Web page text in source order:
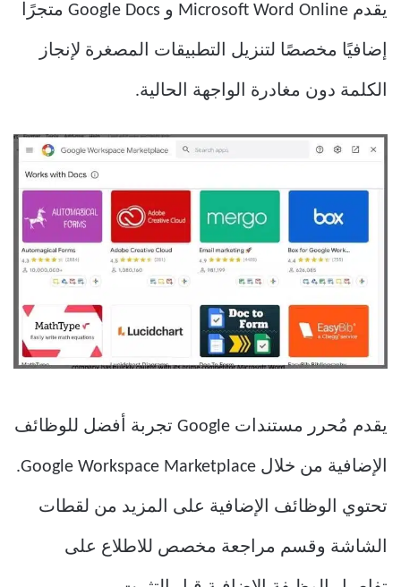
يقدم Microsoft Word Online و Google Docs متجرًا
إضافيًا مخصصًا لتنزيل التطبيقات المصغرة لإنجاز
الكلمة دون مغادرة الواجهة الحالية.
يقدم مُحرر مستندات Google تجربة أفضل للوظائف
الإضافية من خلال Google Workspace Marketplace.
تحتوي الوظائف الإضافية على المزيد من لقطات
الشاشة وقسم مراجعة مخصص للاطلاع على